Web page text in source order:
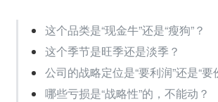
这个品类是“现金牛”还是“瘦狗”？
这个季节是旺季还是淡季？
公司的战略定位是“要利润”还是“要
哪些亏损是“战略性”的，不能动？